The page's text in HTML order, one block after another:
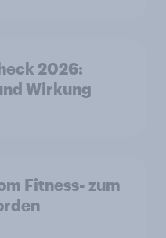
2026:
Wirkung
Fitness- zum